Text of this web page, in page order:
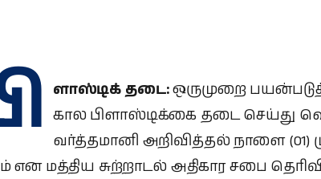
ளாஸ்டிக் தடை:ஒருமுறை
கால பிளாஸ்டிக்கை தடை செய்து
வர்த்தமானி அறிவித்தல் நாளை (01)
என மத்திய சுற்றாடல் அதிகார சபை